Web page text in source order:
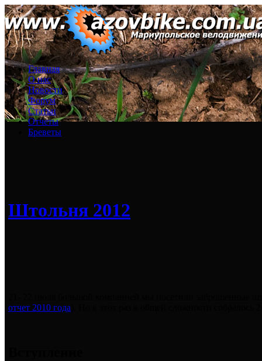
Главная
О нас
Новости
Форум
Статьи
Отчеты
Бреветы
Штольня 2012
отчет 2010 года